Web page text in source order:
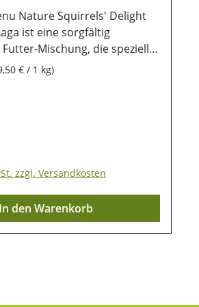
Nature Squirrels' Delight
ist eine sorgfältig
Mischung, die speziell
von Eichhörnchen
natürlichen Energiebedarf
abwechslungsreiche
das
von Eichhörnchen und
sie in freier Wildbahn
Squirrels' Delight
€ / 1 kg)
zzgl. Versandkosten
In den Warenkorb